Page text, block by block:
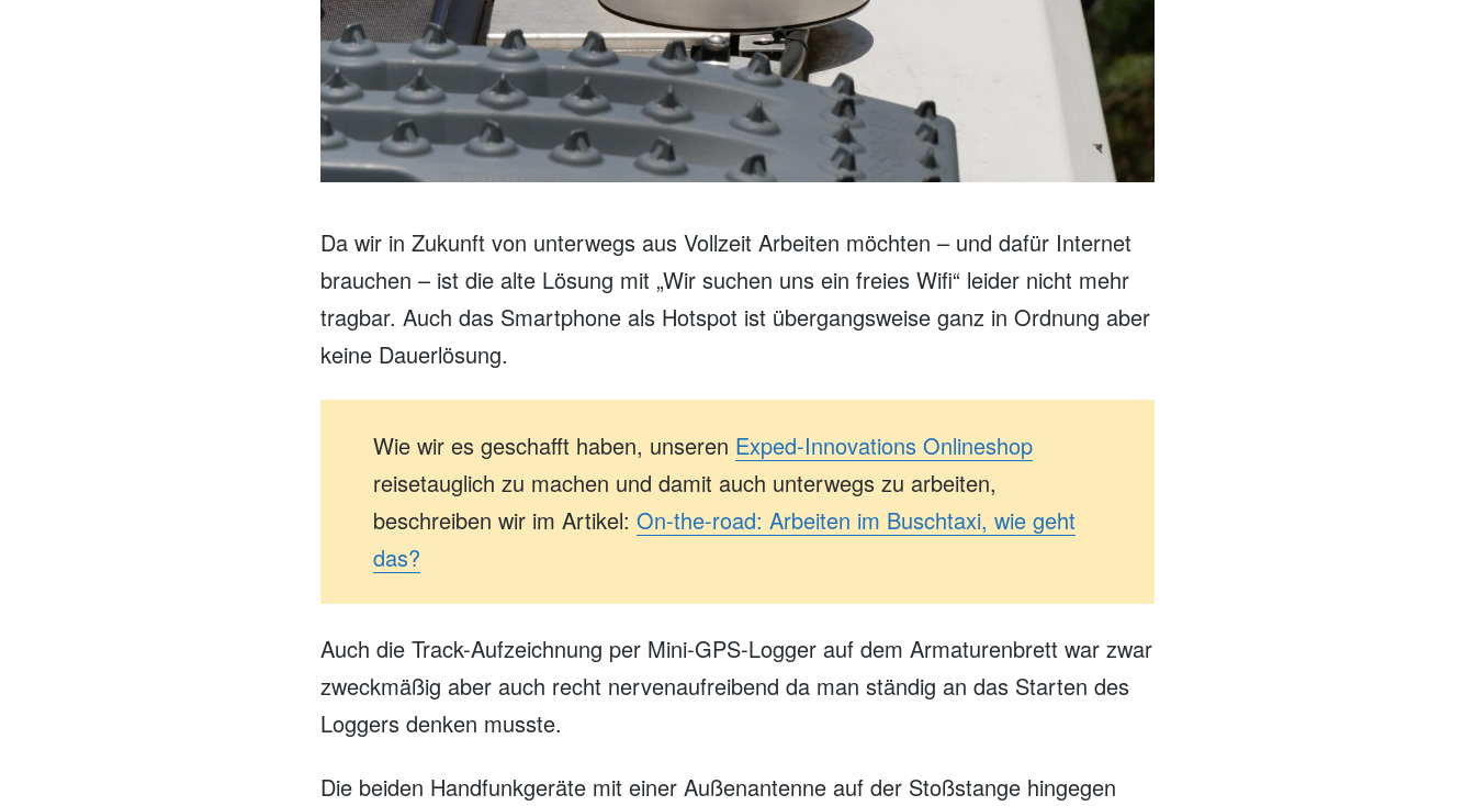
Da wir in Zukunft von unterwegs aus Vollzeit Arbeiten möchten – und dafür Internet
brauchen – ist die alte Lösung mit „Wir suchen uns ein freies Wifi“ leider nicht mehr
tragbar. Auch das Smartphone als Hotspot ist übergangsweise ganz in Ordnung aber
keine Dauerlösung.
Wie wir es geschafft haben, unseren Exped-Innovations Onlineshop
reisetauglich zu machen und damit auch unterwegs zu arbeiten,
beschreiben wir im Artikel: On-the-road: Arbeiten im Buschtaxi, wie geht
das?
Auch die Track-Aufzeichnung per Mini-GPS-Logger auf dem Armaturenbrett war zwar
zweckmäßig aber auch recht nervenaufreibend da man ständig an das Starten des
Loggers denken musste.
Die beiden Handfunkgeräte mit einer Außenantenne auf der Stoßstange hingegen